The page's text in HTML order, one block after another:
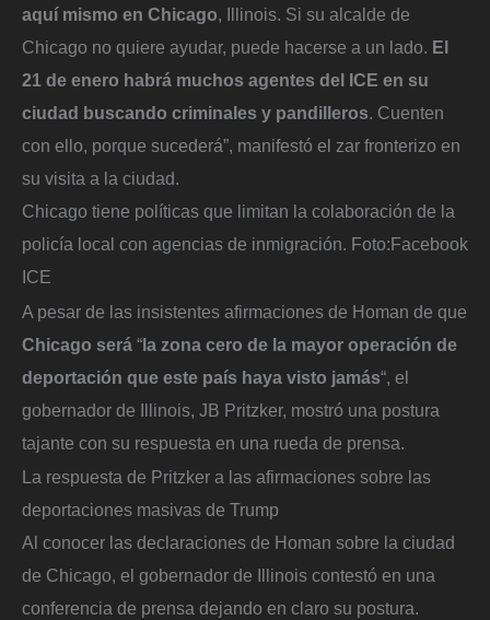
aquí mismo en Chicago, Illinois. Si su alcalde de
Chicago no quiere ayudar, puede hacerse a un lado. El
21 de enero habrá muchos agentes del ICE en su
ciudad buscando criminales y pandilleros. Cuenten
con ello, porque sucederá”, manifestó el zar fronterizo en
su visita a la ciudad.
Chicago tiene políticas que limitan la colaboración de la
policía local con agencias de inmigración. Foto:Facebook
ICE
A pesar de las insistentes afirmaciones de Homan de que
Chicago será “la zona cero de la mayor operación de
deportación que este país haya visto jamás“, el
gobernador de Illinois, JB Pritzker, mostró una postura
tajante con su respuesta en una rueda de prensa.
La respuesta de Pritzker a las afirmaciones sobre las
deportaciones masivas de Trump
Al conocer las declaraciones de Homan sobre la ciudad
de Chicago, el gobernador de Illinois contestó en una
conferencia de prensa dejando en claro su postura.